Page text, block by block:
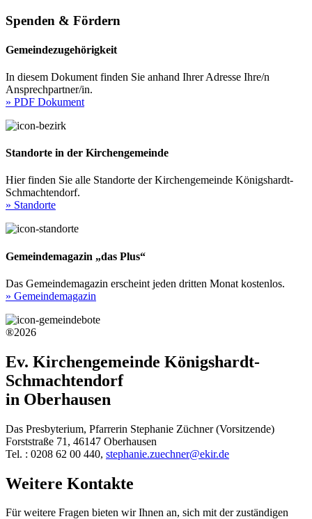
Spenden & Fördern
Gemeindezugehörigkeit
In diesem Dokument finden Sie anhand Ihrer Adresse Ihre/n
Ansprechpartner/in.
» PDF Dokument
Standorte in der Kirchengemeinde
Hier finden Sie alle Standorte der Kirchengemeinde Königshardt-
Schmachtendorf.
» Standorte
Gemeindemagazin „das Plus“
Das Gemeindemagazin erscheint jeden dritten Monat kostenlos.
» Gemeindemagazin
®2026
Ev. Kirchengemeinde Königshardt-
Schmachtendorf
in Oberhausen
Das Presbyterium, Pfarrerin Stephanie Züchner (Vorsitzende)
Forststraße 71, 46147 Oberhausen
Tel. : 0208 62 00 440, stephanie.zuechner@ekir.de
Weitere Kontakte
Für weitere Fragen bieten wir Ihnen an, sich mit der zuständigen